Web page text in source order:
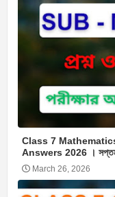
Class 7
Answers 2026 । সপ্তম
March 26, 2026